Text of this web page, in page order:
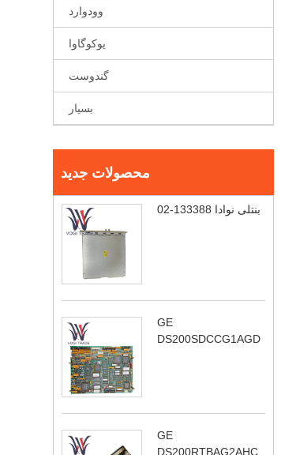
وودوارد
یوکوگاوا
گندوست
بسیار
محصولات جدید
بنتلی نوادا 133388-02
GE
DS200SDCCG1AGD
GE
DS200RTBAG2AHC